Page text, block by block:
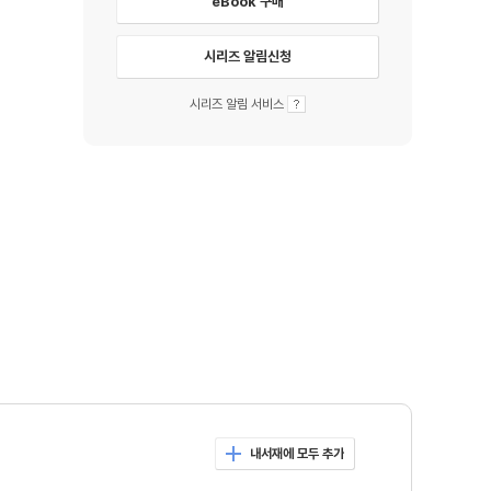
시리즈 알림신청
시리즈 알림 서비스
내서재에 모두 추가